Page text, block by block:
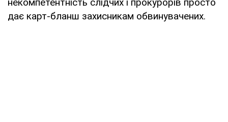
некомпетентність слідчих і прокурорів просто
дає карт-бланш захисникам обвинувачених.